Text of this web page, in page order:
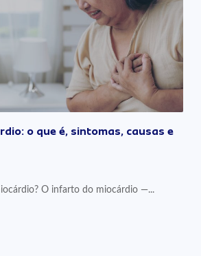
o que é, sintomas, causas e
O infarto do miocárdio —...